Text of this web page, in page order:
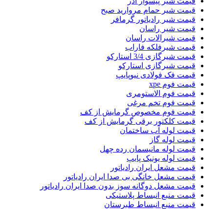
قیمت شیر حمام مروارید صبح
قیمت شیر رادیاتور گرمافر
قیمت شیر راسان
قیمت شیرالات راسان
قیمت شیرفلکه فاراب
قیمت شیرگازی 3/4 استارکو
قیمت شیرگازی استارکو
قیمت فک فولادی نیوپایپ
قیمت فوم xpe
قیمت فوم الاستومری
قیمت فوم تخم مرغی
قیمت فوم مخصوص گرمایش از کف
قیمت کلکتور برقی گرمایش از کف
قیمت لوله آب ساختمان
قیمت لوله گاز
قیمت لوله مانیسمان رده چهل
قیمت لوله یونیک پایپ
قیمت مشعل ایران رادیاتور
قیمت مشعل خانگی بی صدا ایران رادیاتور
قیمت مشعل دوگانه سوز بدون صدا ایران رادیاتور
قیمت منبع انبساط پلاستیکی
قیمت منبع انبساط طبرستان